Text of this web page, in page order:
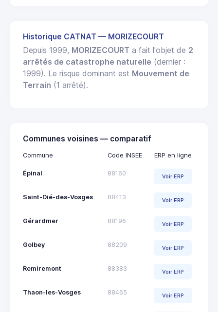
Historique CATNAT — MORIZECOURT
Depuis 1999, MORIZECOURT a fait l'objet de 2
arrêtés de catastrophe naturelle (dernier :
1999). Le risque dominant est Mouvement de
Terrain (1 arrêté).
Communes voisines — comparatif
Commune Code INSEE ERP en ligne
Épinal 88160 Voir ERP
Saint-Dié-des-Vosges 88413 Voir ERP
Gérardmer 88196 Voir ERP
Golbey 88209 Voir ERP
Remiremont 88383 Voir ERP
Thaon-les-Vosges 88465 Voir ERP